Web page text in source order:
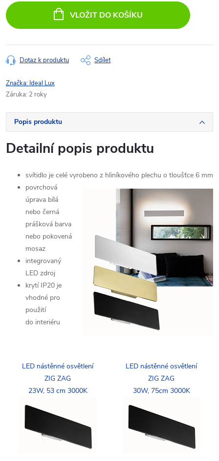
cena:
VLOŽIT DO KOŠÍKU
Dotaz k produktu Sdílet
Značka: Ideal Lux
Záruka: 2 roky
Popis produktu
Detailní popis produktu
svítidlo je celé vyrobeno z hliníkového plechu o tloušťce 6 mm
povrchová
úprava bílá
nebo černá
prášková barva
nebo pokovená
mosaz
integrovaný
LED zdroj
krytí IP20 je
vhodné pro
použití
do interiéru
LED nástěnné osvětlení
ZIG ZAG
23W, 53 cm 3000K
LED nástěnné osvětlení
ZIG ZAG
30W, 75cm 3000K